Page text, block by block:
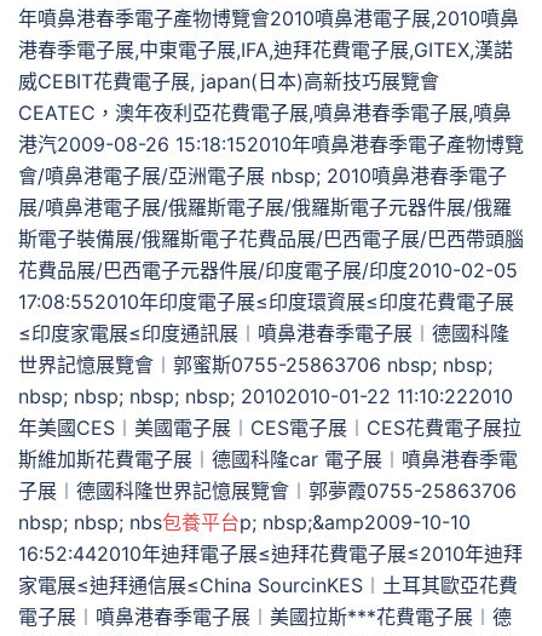
年噴鼻港春季電子產物博覽會2010噴鼻港電子展,2010噴鼻
港春季電子展,中東電子展,IFA,迪拜花費電子展,GITEX,漢諾
威CEBIT花費電子展, japan(日本)高新技巧展覽會
CEATEC，澳年夜利亞花費電子展,噴鼻港春季電子展,噴鼻
港汽2009-08-26 15:18:152010年噴鼻港春季電子產物博覽
會/噴鼻港電子展/亞洲電子展 nbsp; 2010噴鼻港春季電子
展/噴鼻港電子展/俄羅斯電子展/俄羅斯電子元器件展/俄羅
斯電子裝備展/俄羅斯電子花費品展/巴西電子展/巴西帶頭腦
花費品展/巴西電子元器件展/印度電子展/印度2010-02-05
17:08:552010年印度電子展≤印度環資展≤印度花費電子展
≤印度家電展≤印度通訊展︱噴鼻港春季電子展︱德國科隆
世界記憶展覽會︱郭蜜斯0755-25863706 nbsp; nbsp;
nbsp; nbsp; nbsp; nbsp; 20102010-01-22 11:10:222010
年美國CES︱美國電子展︱CES電子展︱CES花費電子展拉
斯維加斯花費電子展︱德國科隆car 電子展︱噴鼻港春季電
子展︱德國科隆世界記憶展覽會︱郭夢霞0755-25863706
nbsp; nbsp; nbs包養平台p; nbsp;&amp2009-10-10
16:52:442010年迪拜電子展≤迪拜花費電子展≤2010年迪拜
家電展≤迪拜通信展≤China SourcinKES︱土耳其歐亞花費
電子展︱噴鼻港春季電子展︱美國拉斯***花費電子展︱德